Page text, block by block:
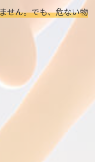
せん。でも、危ない物